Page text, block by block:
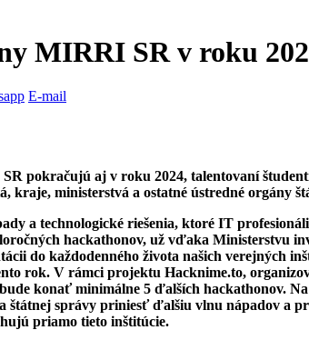
MIRRI SR v roku
E-mail
pokračujú aj v roku 2024, talentovaní
kraje, ministerstvá a ostatné ústredné orgány
a technologické riešenia, ktoré IT
hackathonov, už vďaka Ministerstvu
do každodenného života našich verejných
rok. V rámci projektu Hacknime.to,
konať minimálne 5 ďalších hackathonov.
štátnej správy priniesť ďalšiu vlnu nápadov a
priamo tieto inštitúcie.